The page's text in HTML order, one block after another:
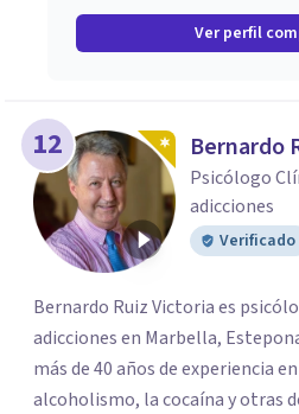
Ver perfil
12 Bernardo
Psicólogo
adicciones
Verificado
Bernardo Ruiz Victoria es
adicciones en Marbella,
más de 40 años de experiencia
alcoholismo, la cocaína y otras